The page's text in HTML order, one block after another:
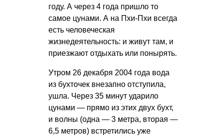
году. А через 4 года пришло то
самое цунами. А на Пхи-Пхи всегда
есть человеческая
жизнедеятельность: и живут там, и
приезжают отдыхать или понырять.
Утром 26 декабря 2004 года вода
из бухточек внезапно отступила,
ушла. Через 35 минут ударило
цунами — прямо из этих двух бухт,
и волны (одна — 3 метра, вторая —
6,5 метров) встретились уже